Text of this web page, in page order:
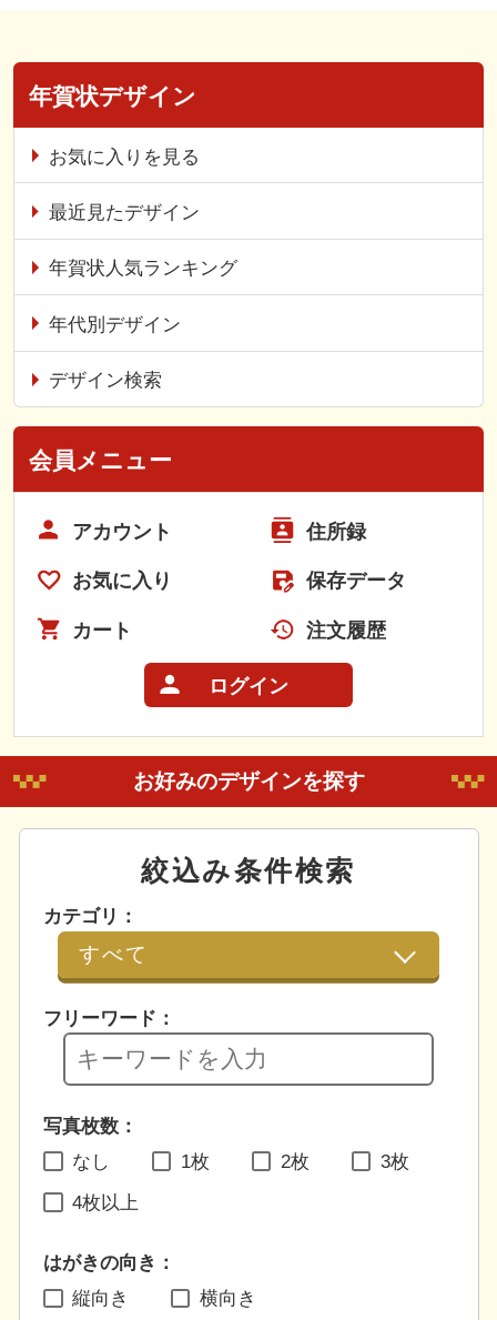
年賀状デザイン
お気に入りを見る
最近見たデザイン
年賀状人気ランキング
年代別デザイン
デザイン検索
会員メニュー
アカウント 住所録
お気に入り 保存データ
カート 注文履歴
ログイン
お好みのデザインを探す
絞込み条件検索
カテゴリ：
フリーワード：
写真枚数：
なし
1枚 2枚 3枚
4枚以上
はがきの向き：
縦向き
横向き